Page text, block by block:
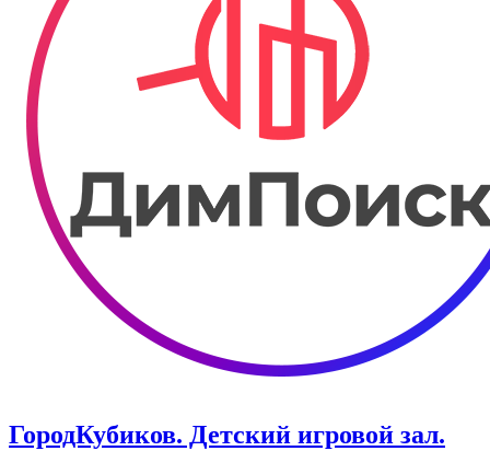
ГородКубиков. ​Детский игровой зал.